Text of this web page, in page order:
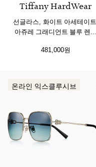
Tiffany HardWear
선글라스, 화이트 아세테이트,
아쥬레 그래디언트 블루 렌즈
481,000원
온라인 익스클루시브